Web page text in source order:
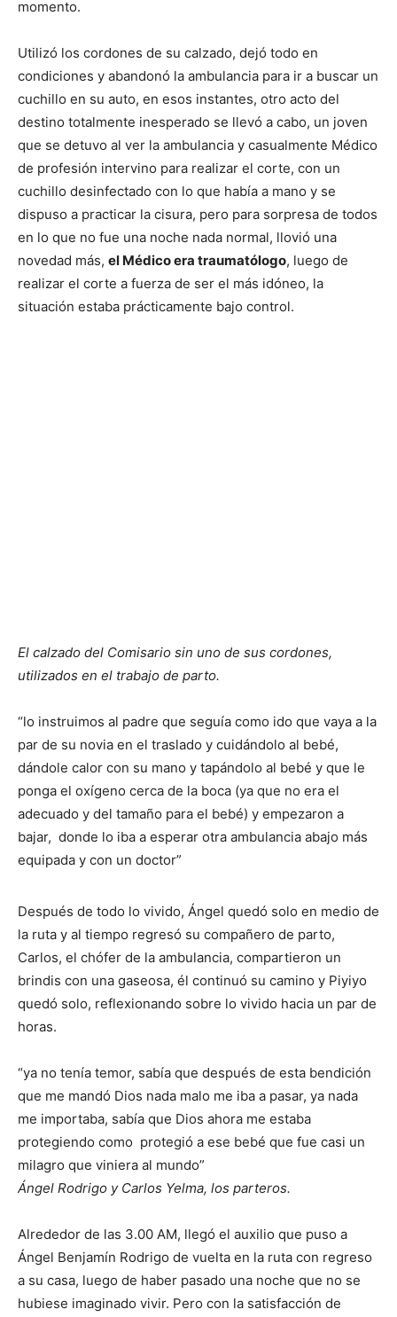
momento.
Utilizó los cordones de su calzado, dejó todo en
condiciones y abandonó la ambulancia para ir a buscar un
cuchillo en su auto, en esos instantes, otro acto del
destino totalmente inesperado se llevó a cabo, un joven
que se detuvo al ver la ambulancia y casualmente Médico
de profesión intervino para realizar el corte, con un
cuchillo desinfectado con lo que había a mano y se
dispuso a practicar la cisura, pero para sorpresa de todos
en lo que no fue una noche nada normal, llovió una
novedad más, el Médico era traumatólogo, luego de
realizar el corte a fuerza de ser el más idóneo, la
situación estaba prácticamente bajo control.
El calzado del Comisario sin uno de sus cordones,
utilizados en el trabajo de parto.
“lo instruimos al padre que seguía como ido que vaya a la
par de su novia en el traslado y cuidándolo al bebé,
dándole calor con su mano y tapándolo al bebé y que le
ponga el oxígeno cerca de la boca (ya que no era el
adecuado y del tamaño para el bebé) y empezaron a
bajar, donde lo iba a esperar otra ambulancia abajo más
equipada y con un doctor”
Después de todo lo vivido, Ángel quedó solo en medio de
la ruta y al tiempo regresó su compañero de parto,
Carlos, el chófer de la ambulancia, compartieron un
brindis con una gaseosa, él continuó su camino y Piyiyo
quedó solo, reflexionando sobre lo vivido hacia un par de
horas.
“ya no tenía temor, sabía que después de esta bendición
que me mandó Dios nada malo me iba a pasar, ya nada
me importaba, sabía que Dios ahora me estaba
protegiendo como protegió a ese bebé que fue casi un
milagro que viniera al mundo”
Ángel Rodrigo y Carlos Yelma, los parteros.
Alrededor de las 3.00 AM, llegó el auxilio que puso a
Ángel Benjamín Rodrigo de vuelta en la ruta con regreso
a su casa, luego de haber pasado una noche que no se
hubiese imaginado vivir. Pero con la satisfacción de